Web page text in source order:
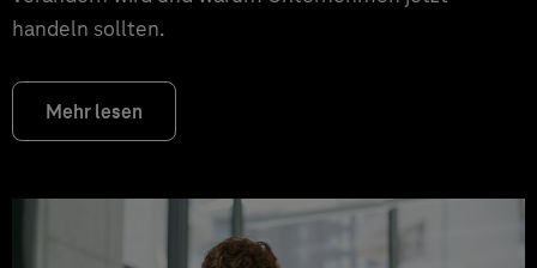
handeln sollten.
Mehr lesen